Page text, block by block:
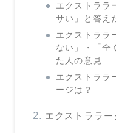
エクストララ
サい」と答え
エクストララ
ない」・「全
た人の意見
エクストララ
ージは？
エクストララー